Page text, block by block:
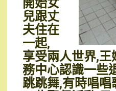
兒跟丈
夫住在
一起,
享受兩人世界,
務中心認識一些
跳跳舞,有時唱